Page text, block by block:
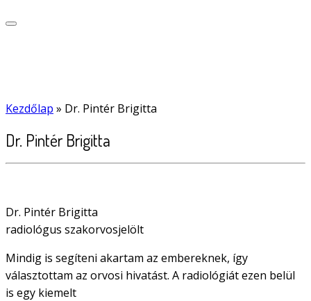
Kezdőlap » Dr. Pintér Brigitta
Dr. Pintér Brigitta
Dr. Pintér Brigitta
radiológus szakorvosjelölt
Mindig is segíteni akartam az embereknek, így
választottam az orvosi hivatást. A radiológiát ezen belül
is egy kiemelt